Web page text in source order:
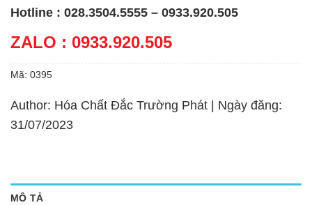
Hotline : 028.3504.5555 – 0933.920.505
ZALO : 0933.920.505
Mã: 0395
Author: Hóa Chất Đắc Trường Phát | Ngày đăng:
31/07/2023
MÔ TẢ